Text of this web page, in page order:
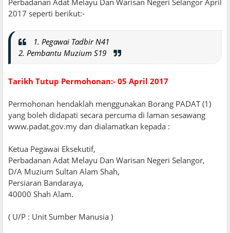
2017 seperti berikut:-
1. Pegawai Tadbir N41
2. Pembantu Muzium S19
Tarikh Tutup Permohonan:- 05 April 2017
Permohonan hendaklah menggunakan Borang PADAT (1)
yang boleh didapati secara percuma di laman sesawang
www.padat.gov.my dan dialamatkan kepada :
Ketua Pegawai Eksekutif,
Perbadanan Adat Melayu Dan Warisan Negeri Selangor,
D/A Muzium Sultan Alam Shah,
Persiaran Bandaraya,
40000 Shah Alam.
( U/P : Unit Sumber Manusia )